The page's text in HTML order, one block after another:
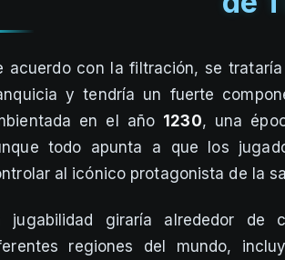
acuerdo con la filtración, se
y tendría un fuerte
en el año 1230, una
todo apunta a que los
al icónico protagonista de la
jugabilidad giraría alrededor de
regiones del mundo,